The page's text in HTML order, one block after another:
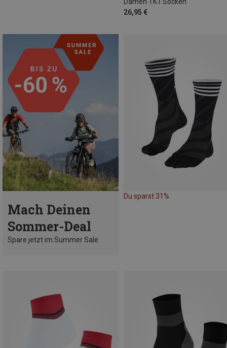
26,95 €
Mach Deinen
Sommer-Deal
Spare jetzt im Summer Sale
Du sparst 31%